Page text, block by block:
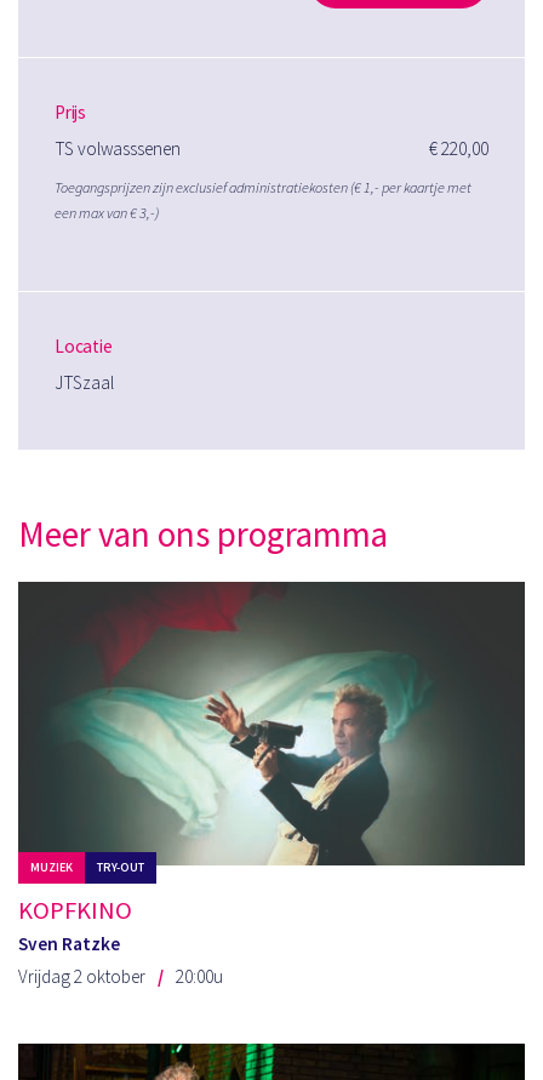
Prijs
TS volwasssenen
€ 220,00
Toegangsprijzen zijn exclusief administratiekosten (€ 1,- per kaartje met
een max van € 3,-)
Locatie
JTSzaal
Meer van ons programma
MUZIEK TRY-OUT
KOPFKINO
Sven Ratzke
Vrijdag 2 oktober
20:00u